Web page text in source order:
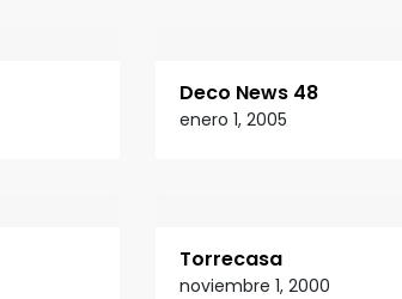
Deco News 48
enero 1, 2005
Torrecasa
noviembre 1, 2000